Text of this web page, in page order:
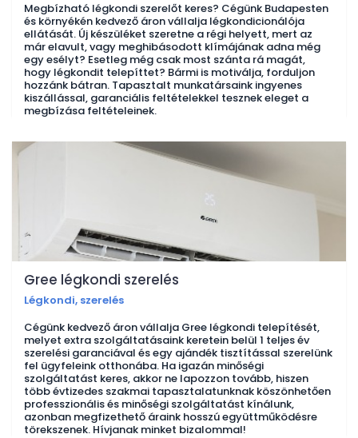
Megbízható légkondi szerelőt keres? Cégünk Budapesten
és környékén kedvező áron vállalja légkondicionálója
ellátását. Új készüléket szeretne a régi helyett, mert az
már elavult, vagy meghibásodott klímájának adna még
egy esélyt? Esetleg még csak most szánta rá magát,
hogy légkondit telepíttet? Bármi is motiválja, forduljon
hozzánk bátran. Tapasztalt munkatársaink ingyenes
kiszállással, garanciális feltételekkel tesznek eleget a
megbízása feltételeinek.
Gree légkondi szerelés
Légkondi, szerelés
Cégünk kedvező áron vállalja Gree légkondi telepítését,
melyet extra szolgáltatásaink keretein belül 1 teljes év
szerelési garanciával és egy ajándék tisztítással szerelünk
fel ügyfeleink otthonába. Ha igazán minőségi
szolgáltatást keres, akkor ne lapozzon tovább, hiszen
több évtizedes szakmai tapasztalatunknak köszönhetően
professzionális és minőségi szolgáltatást kínálunk,
azonban megfizethető áraink hosszú együttműködésre
törekszenek. Hívjanak minket bizalommal!